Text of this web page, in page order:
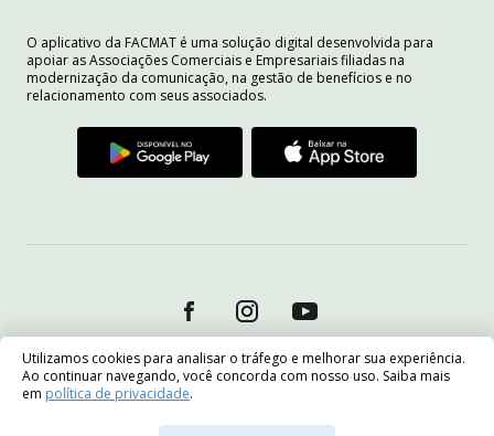
Utilizamos cookies para analisar o tráfego e melhorar sua experiência.
Ao continuar navegando, você concorda com nosso uso. Saiba mais
em política de privacidade.
O aplicativo da FACMAT é uma solução digital desenvolvida para
apoiar as Associações Comerciais e Empresariais filiadas na
modernização da comunicação, na gestão de benefícios e no
relacionamento com seus associados.